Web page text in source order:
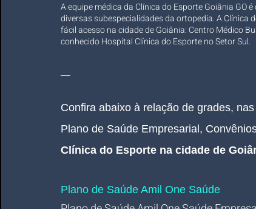
A equipe médica da Clínica do Esporte Goiânia
diversas subespecialidades da ortopedia. A
fácil acesso na cidade de Goiânia: Centro Médico
conhecido Hospital Clínica do Esporte no Setor Sul.
__
Confira abaixo à relação de grades,
Plano de Saúde Empresarial,
Clínica do Esporte na cidade de
Plano de Saúde Amil One Saúde